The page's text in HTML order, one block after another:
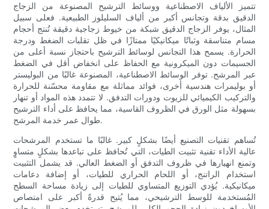
تتميز الألياف الاصطناعية ووسائط الترشيح المصنوعة من الزجاج
الدقيق بدقة وتجانس أكبر من ألياف السليلوز الطبيعية. فعلى سبيل
المثال، يوفر الزجاج الدقيق شبكة من خيوط زجاجية دقيقة تُنتج أحجام
مسام متناسقة وثباتًا ميكانيكيًا ممتازًا في ظل تقلبات الضغط ودرجة
الحرارة. يسمح هذا التجانس لوسائط الترشيح باحتجاز نسبة أعلى من
الجسيمات دون الميكرونية مع الحفاظ على انخفاض أقل في الضغط
عبر المرشح. توفر الوسائط الاصطناعية، المصنوعة غالبًا من البوليستر
أو بوليمرات هندسية أخرى، فوائد مماثلة مع مقاومة محسّنة للحرارة
والتركيب الكيميائي للزيوت ودورات التدفق. لا تتمدد هذه المواد أو تنهار
بسهولة مثل الورق في الظروف القاسية، مما يحافظ على أداء الترشيح
طوال عمر خدمة المرشح.
تُساهم تقنيات التصنيع أيضًا بشكلٍ كبير. غالبًا ما تستخدم المرشحات
عالية الأداء تقنية تثبيت الطيات، التي تُحافظ على تباعدها بشكلٍ متساوٍ
وتمنع انهيارها في ظروف التدفق أو الضغط العالي. قد يشمل التثبيت
استخدام الراتنج، أو اللحام الحراري للطيات، أو إضافة دعامات
ميكانيكية. يُؤدي التوزيع المتساوي للطيات إلى زيادة مساحة السطح
المُستخدمة للوسط الترشيحي، مما يُتيح قدرةً أكبر على امتصاص